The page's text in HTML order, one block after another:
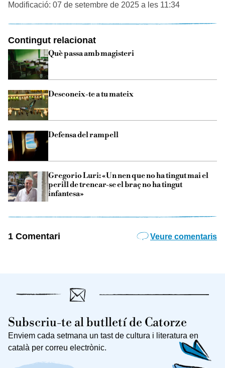
Modificació: 07 de setembre de 2025 a les 11:34
Contingut relacionat
Què passa amb magisteri
Desconeix-te a tu mateix
Defensa del rampell
Gregorio Luri: «Un nen que no ha tingut mai el
perill de trencar-se el braç no ha tingut
infantesa»
1 Comentari Veure comentaris
Subscriu-te al butlletí de Catorze
Enviem cada setmana un tast de cultura i literatura en
català per correu electrònic.